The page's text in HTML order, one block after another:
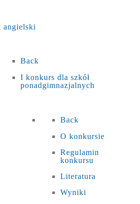
angielski
Back
I konkurs dla szkół
ponadgimnazjalnych
Back
O konkursie
Regulamin
konkursu
Literatura
Wyniki